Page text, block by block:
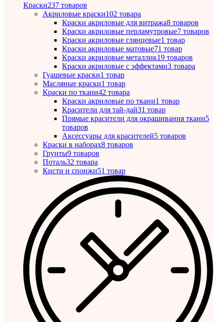
Краски237 товаров
Акриловые краски102 товара
Краски акриловые для витража8 товаров
Краски акриловые перламутровые7 товаров
Краски акриловые глянцевые1 товар
Краски акриловые матовые71 товар
Краски акриловые металлик19 товаров
Краски акриловые с эффектами3 товара
Гуашевые краски1 товар
Масляные краски1 товар
Краски по ткани42 товара
Краски акриловые по ткани1 товар
Красители для тай-дай31 товар
Прямые красители для окрашивания ткани5
товаров
Аксессуары для красителей5 товаров
Краски в наборах8 товаров
Грунты9 товаров
Поталь32 товара
Кисти и спонжи51 товар